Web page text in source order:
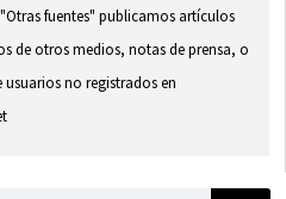
fuentes" publicamos artículos
de otros medios, notas de prensa, o
usuarios no registrados en